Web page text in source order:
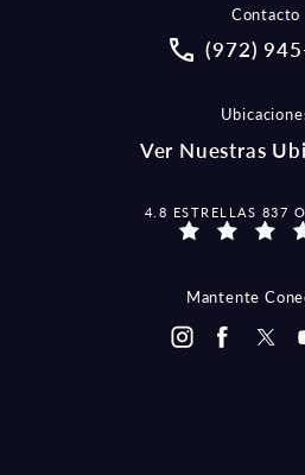
Contacto
Call
(972)
Ver Nuestras
MCCRAW LAW
4.8 ESTRELLAS 837
Mantente